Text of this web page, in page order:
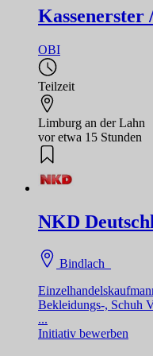
Kassenerster
OBI
Teilzeit
Limburg an der Lahn
vor etwa 15 Stunden
NKD
Bindlach
Bekleidungs-, Schuh
...
Initiativ bewerben